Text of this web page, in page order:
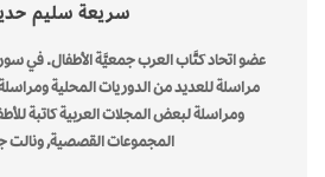
سريعة سليم
عضو اتحاد كتَّاب العرب جمعيَّة الأطفال. في
مراسلة للعديد من الدوريات المحلية
ومراسلة لبعض المجلات العربية كاتبة
المجموعات القصصية, ونالت